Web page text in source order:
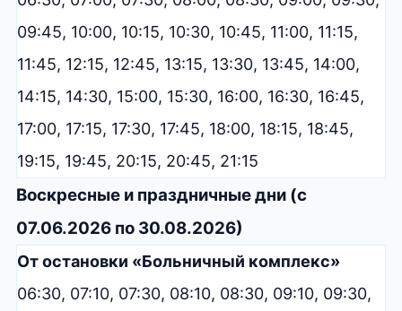
09:45, 10:00, 10:15, 10:30, 10:45, 11:00, 11:15,
11:45, 12:15, 12:45, 13:15, 13:30, 13:45, 14:00,
14:15, 14:30, 15:00, 15:30, 16:00, 16:30, 16:45,
17:00, 17:15, 17:30, 17:45, 18:00, 18:15, 18:45,
19:15, 19:45, 20:15, 20:45, 21:15
Воскресные и праздничные дни (с
07.06.2026 по 30.08.2026)
От остановки «Больничный комплекс»
06:30, 07:10, 07:30, 08:10, 08:30, 09:10, 09:30,